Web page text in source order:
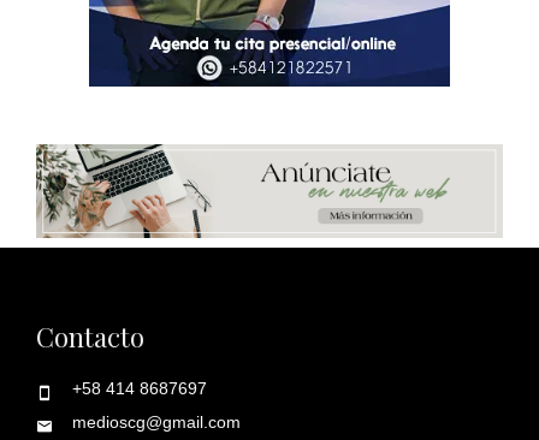
Contacto
+58 414 8687697
medioscg@gmail.com